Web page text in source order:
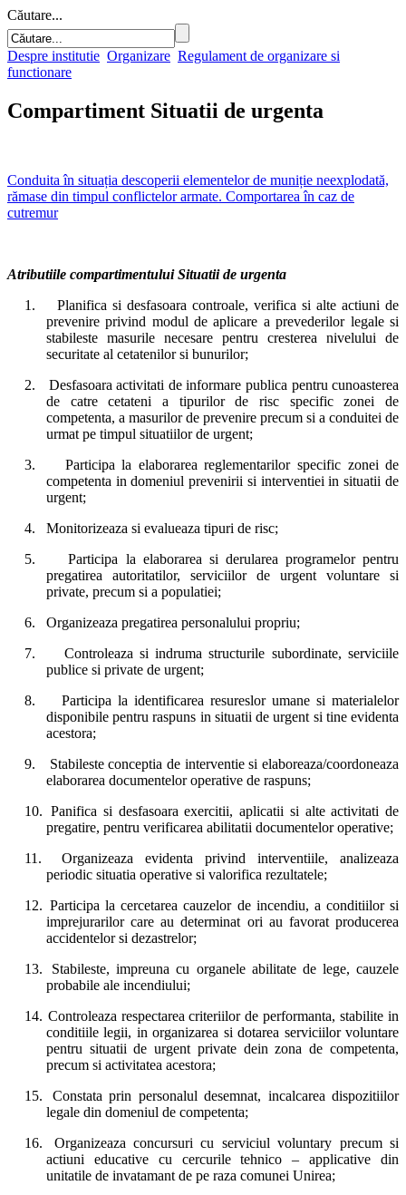
Căutare...
Despre institutie Organizare Regulament de organizare si
functionare
Compartiment Situatii de urgenta
Conduita în situația descoperii elementelor de muniție neexplodată,
rămase din timpul conflictelor armate. Comportarea în caz de
cutremur
Atributiile compartimentului Situatii de urgenta
1.
Planifica si desfasoara controale, verifica si alte actiuni de
prevenire privind modul de aplicare a prevederilor legale si
stabileste masurile necesare pentru cresterea nivelului de
securitate al cetatenilor si bunurilor;
2.
Desfasoara activitati de informare publica pentru cunoasterea
de catre cetateni a tipurilor de risc specific zonei de
competenta, a masurilor de prevenire precum si a conduitei de
urmat pe timpul situatiilor de urgent;
3.
Participa la elaborarea reglementarilor specific zonei de
competenta in domeniul prevenirii si interventiei in situatii de
urgent;
4.
Monitorizeaza si evalueaza tipuri de risc;
5.
Participa la elaborarea si derularea programelor pentru
pregatirea autoritatilor, serviciilor de urgent voluntare si
private, precum si a populatiei;
6.
Organizeaza pregatirea personalului propriu;
7.
Controleaza si indruma structurile subordinate, serviciile
publice si private de urgent;
8.
Participa la identificarea resureslor umane si materialelor
disponibile pentru raspuns in situatii de urgent si tine evidenta
acestora;
9.
Stabileste conceptia de interventie si elaboreaza/coordoneaza
elaborarea documentelor operative de raspuns;
10.
Panifica si desfasoara exercitii, aplicatii si alte activitati de
pregatire, pentru verificarea abilitatii documentelor operative;
11.
Organizeaza evidenta privind interventiile, analizeaza
periodic situatia operative si valorifica rezultatele;
12. Participa la cercetarea cauzelor de incendiu, a conditiilor si
imprejurarilor care au determinat ori au favorat producerea
accidentelor si dezastrelor;
13.
Stabileste, impreuna cu organele abilitate de lege, cauzele
probabile ale incendiului;
14. Controleaza respectarea criteriilor de performanta, stabilite in
conditiile legii, in organizarea si dotarea serviciilor voluntare
pentru situatii de urgent private dein zona de competenta,
precum si activitatea acestora;
15.
Constata prin personalul desemnat, incalcarea dispozitiilor
legale din domeniul de competenta;
16.
Organizeaza concursuri cu serviciul voluntary precum si
actiuni educative cu cercurile tehnico – applicative din
unitatile de invatamant de pe raza comunei Unirea;